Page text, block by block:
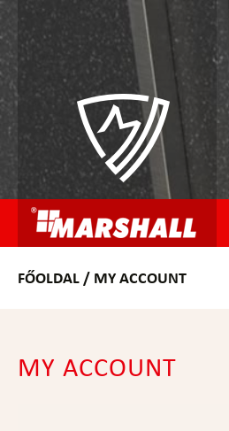
FŐOLDAL / MY ACCOUNT
MY ACCOUNT